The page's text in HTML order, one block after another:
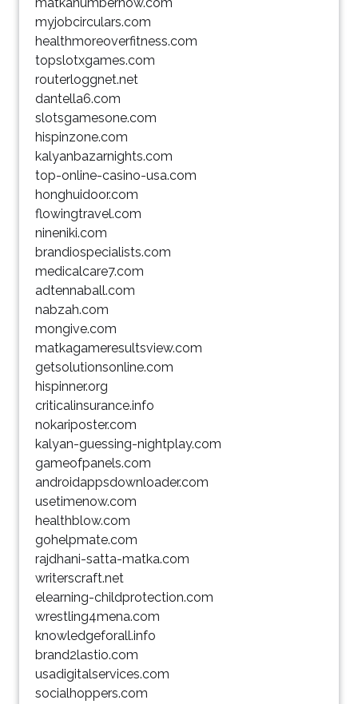
myjobcirculars.com
healthmoreoverfitness.com
topslotxgames.com
routerloggnet.net
dantella6.com
slotsgamesone.com
hispinzone.com
kalyanbazarnights.com
top-online-casino-usa.com
honghuidoor.com
flowingtravel.com
nineniki.com
brandiospecialists.com
medicalcare7.com
adtennaball.com
nabzah.com
mongive.com
matkagameresultsview.com
getsolutionsonline.com
hispinner.org
criticalinsurance.info
nokariposter.com
kalyan-guessing-nightplay.com
gameofpanels.com
androidappsdownloader.com
usetimenow.com
healthblow.com
gohelpmate.com
rajdhani-satta-matka.com
writerscraft.net
elearning-childprotection.com
wrestling4mena.com
knowledgeforall.info
brand2lastio.com
usadigitalservices.com
socialhoppers.com